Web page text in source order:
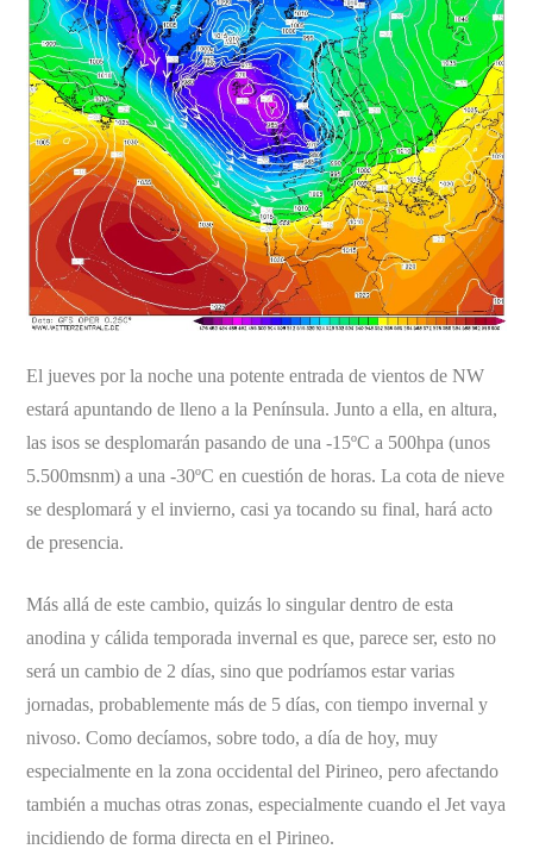
El jueves por la noche una potente entrada de vientos de NW
estará apuntando de lleno a la Península. Junto a ella, en altura,
las isos se desplomarán pasando de una -15ºC a 500hpa (unos
5.500msnm) a una -30ºC en cuestión de horas. La cota de nieve
se desplomará y el invierno, casi ya tocando su final, hará acto
de presencia.
Más allá de este cambio, quizás lo singular dentro de esta
anodina y cálida temporada invernal es que, parece ser, esto no
será un cambio de 2 días, sino que podríamos estar varias
jornadas, probablemente más de 5 días, con tiempo invernal y
nivoso. Como decíamos, sobre todo, a día de hoy, muy
especialmente en la zona occidental del Pirineo, pero afectando
también a muchas otras zonas, especialmente cuando el Jet vaya
incidiendo de forma directa en el Pirineo.